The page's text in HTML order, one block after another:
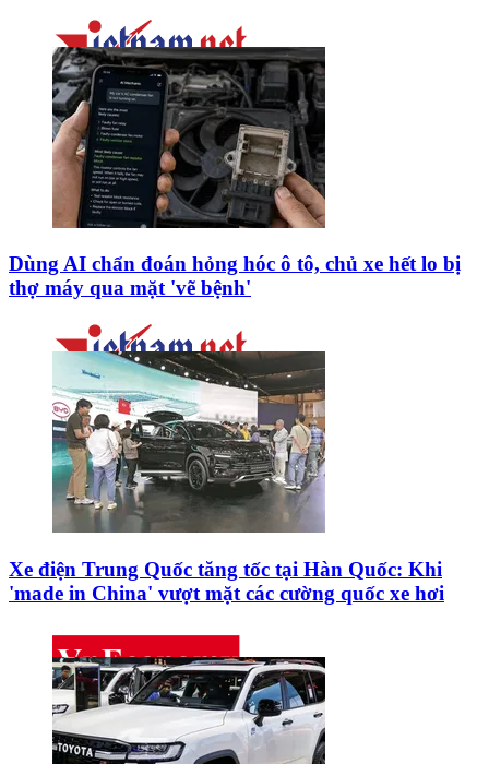
Dùng AI chẩn đoán hỏng hóc ô tô, chủ xe hết lo bị
thợ máy qua mặt 'vẽ bệnh'
Xe điện Trung Quốc tăng tốc tại Hàn Quốc: Khi
'made in China' vượt mặt các cường quốc xe hơi